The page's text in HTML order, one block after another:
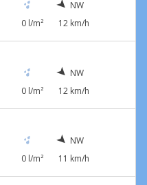
0 l/m²
NW
12 km/h
0 l/m²
NW
12 km/h
0 l/m²
NW
11 km/h